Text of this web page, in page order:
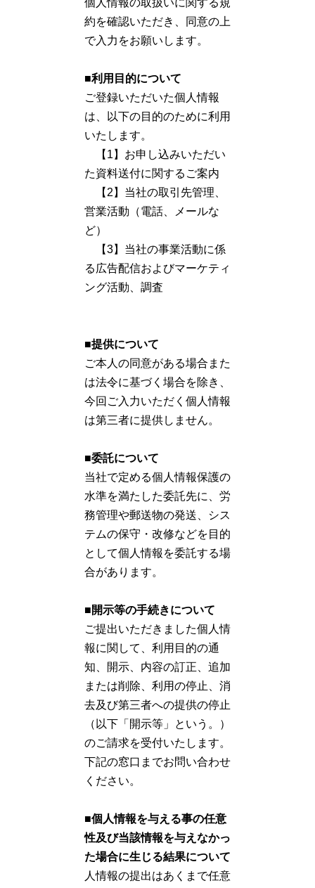
個人情報の取扱いに関する規
約を確認いただき、同意の上
で入力をお願いします。
■利用目的について
ご登録いただいた個人情報
は、以下の目的のために利用
いたします。
【1】お申し込みいただい
た資料送付に関するご案内
【2】当社の取引先管理、
営業活動（電話、メールな
ど）
【3】当社の事業活動に係
る広告配信およびマーケティ
ング活動、調査
■提供について
ご本人の同意がある場合また
は法令に基づく場合を除き、
今回ご入力いただく個人情報
は第三者に提供しません。
■委託について
当社で定める個人情報保護の
水準を満たした委託先に、労
務管理や郵送物の発送、シス
テムの保守・改修などを目的
として個人情報を委託する場
合があります。
■開示等の手続きについて
ご提出いただきました個人情
報に関して、利用目的の通
知、開示、内容の訂正、追加
または削除、利用の停止、消
去及び第三者への提供の停止
（以下「開示等」という。）
のご請求を受付いたします。
下記の窓口までお問い合わせ
ください。
■個人情報を与える事の任意
性及び当該情報を与えなかっ
た場合に生じる結果について
人情報の提出はあくまで任意